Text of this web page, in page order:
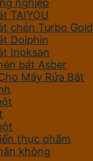
nghiệp
TAIYOU
chén Turbo Gold
Dolphin
Inoksan
bát Asber
Máy Rửa Bát
thực phẩm
không